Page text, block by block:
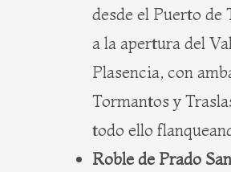
desde el Puerto de
a la apertura del
Plasencia, con
Tormantos y
todo ello
Roble de Prado